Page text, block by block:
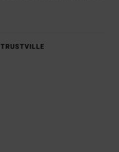
TRUSTVILLE